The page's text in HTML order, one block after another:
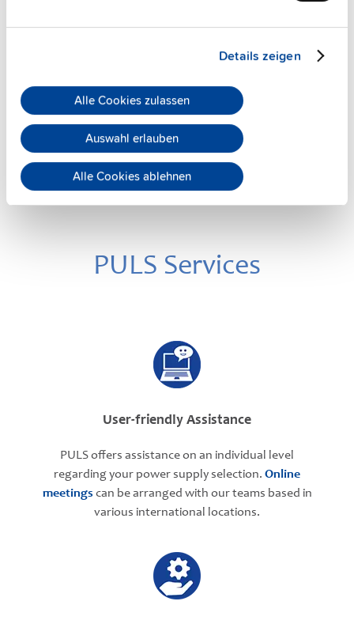
Details zeigen
Alle Cookies zulassen
Auswahl erlauben
Alle Cookies ablehnen
Adapter für seitliche Montage
Datenblatt
PULS Services
User-friendly Assistance
PULS offers assistance on an individual level
regarding your power supply selection. Online
meetings can be arranged with our teams based in
various international locations.